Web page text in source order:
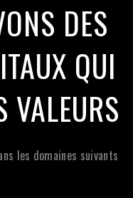
DES
QUI
VALEURS
les domaines suivants